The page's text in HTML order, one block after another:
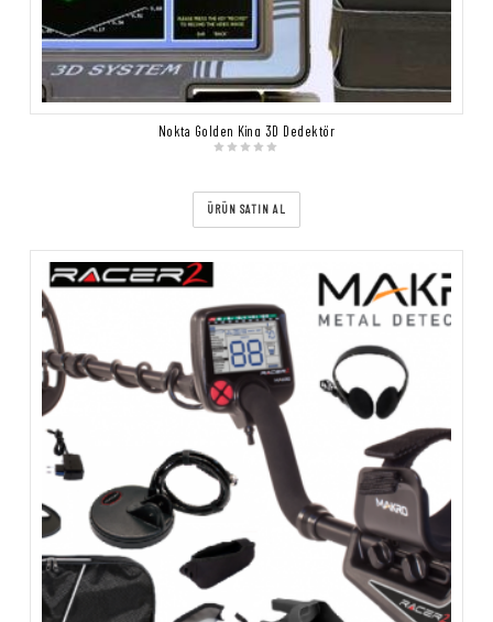
Nokta Golden King 3D Dedektör
ÜRÜN SATIN AL